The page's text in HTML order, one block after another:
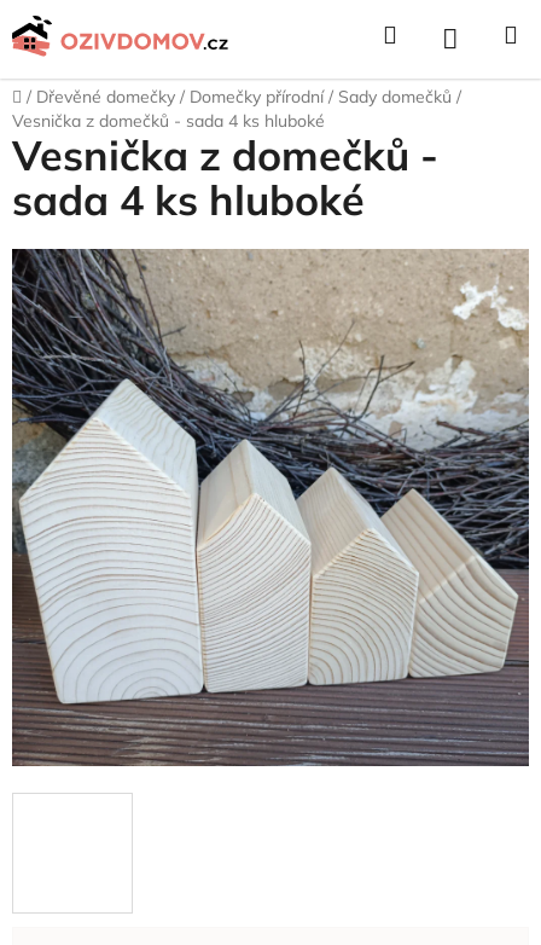
Přejít
na
Hledat NÁKUPNÍ
KOŠÍK
Domů
/ Dřevěné domečky / Domečky přírodní / Sady domečků /
Vesnička z domečků - sada 4 ks hluboké
Vesnička z domečků -
sada 4 ks hluboké